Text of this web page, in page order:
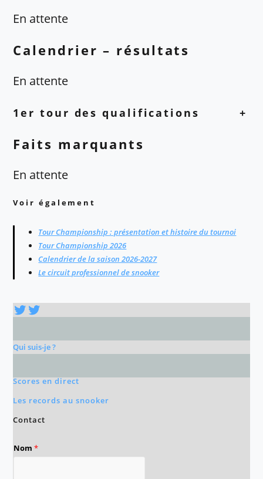
En attente
Calendrier – résultats
En attente
1er tour des qualifications +
Faits marquants
En attente
Voir également
Tour Championship : présentation et histoire du tournoi
Tour Championship 2026
Calendrier de la saison 2026-2027
Le circuit professionnel de snooker
Twitter
Twitter
Qui suis-je ?
Scores en direct
Les records au snooker
Contact
Nom*